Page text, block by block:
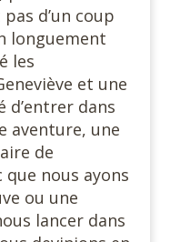
d’un coup
longuement
les
et une
dans
aventure, une
de
nous ayons
ou une
lancer dans